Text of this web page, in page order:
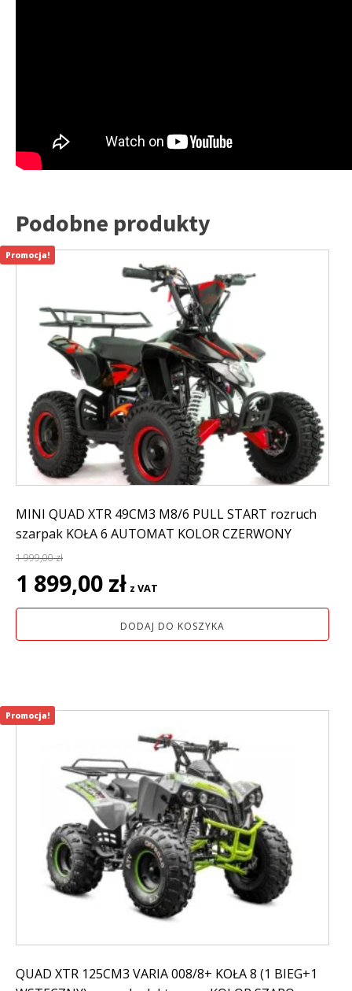
Podobne produkty
MINI QUAD XTR 49CM3 M8/6 PULL START rozruch
szarpak KOŁA 6 AUTOMAT KOLOR CZERWONY
1 999,00zł
Pierwotna
cena
wynosiła:
1 899,00 zł cena
wynosi:
1
z VAT
DODAJ DO KOSZYKA
Promocja!
QUAD XTR 125CM3 VARIA 008/8+ KOŁA 8 (1 BIEG+1
Promocja!